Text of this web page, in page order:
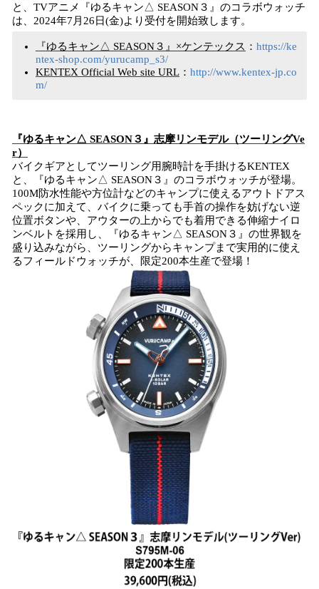
と、TVアニメ『ゆるキャン△ SEASON３』のコラボウォッチ
は、2024年7月26日(金)より受付を開始致します。
『ゆるキャン△ SEASON３』×ケンテックス ： https://ke
ntex-shop.com/yurucamp_s3/
KENTEX Official Web site URL ： http://www.kentex-jp.co
m/
『ゆるキャン△ SEASON３』志摩リンモデル（ツーリングVe
r）
バイクギアとしてツーリング用腕時計を手掛けるKENTEX
と、『ゆるキャン△ SEASON３』のコラボウォッチが登場。
100M防水性能や方位計などのキャンプに使えるアウトドアス
ペックに加えて、バイクに乗っても手首の操作を妨げない逆
位置ボタンや、アウターの上からでも着用できる伸縮ナイロ
ンベルトを採用し、『ゆるキャン△ SEASON３』の世界観を
盛り込みながら、ツーリングからキャンプまで実用的に使え
るフィールドウォッチが、限定200本生産で登場！